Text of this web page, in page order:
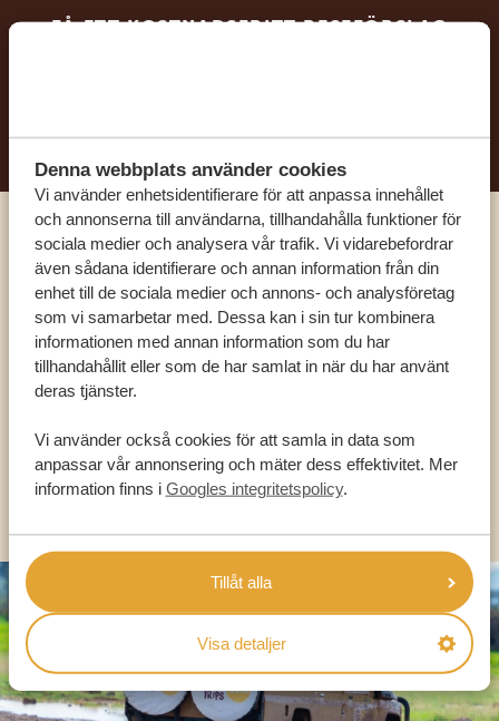
Denna webbplats använder cookies
Vi använder enhetsidentifierare för att anpassa innehållet
och annonserna till användarna, tillhandahålla funktioner för
sociala medier och analysera vår trafik. Vi vidarebefordrar
även sådana identifierare och annan information från din
enhet till de sociala medier och annons- och analysföretag
som vi samarbetar med. Dessa kan i sin tur kombinera
informationen med annan information som du har
tillhandahållit eller som de har samlat in när du har använt
deras tjänster.
Vi använder också cookies för att samla in data som
anpassar vår annonsering och mäter dess effektivitet. Mer
information finns i Googles integritetspolicy.
Tillåt alla
Visa detaljer
FÅ ETT KOSTNADSFRITT RESEFÖRSLAG
Ring en av våra experter
VÅRA SPECIALISTER FINNS HÄR FÖR ATT
HJÄLPA DIG
SV:+31 174 788 101
OLIKA LÄNDER